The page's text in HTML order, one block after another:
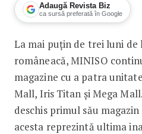
Adaugă Revista Biz
ca sursă preferată în Google
Retailerul japonez
La mai puțin de trei luni de
româneacă, MINISO
magazine cu a patra
Mall, Iris Titan și Mega
deschis primul său
acesta reprezintă ultima